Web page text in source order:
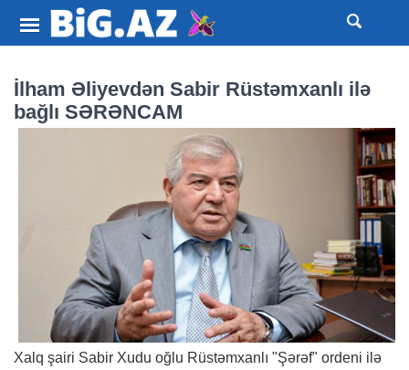
İlham Əliyevdən Sabir Rüstəmxanlı ilə
bağlı SƏRƏNCAM
Xalq şairi Sabir Xudu oğlu Rüstəmxanlı "Şərəf" ordeni ilə